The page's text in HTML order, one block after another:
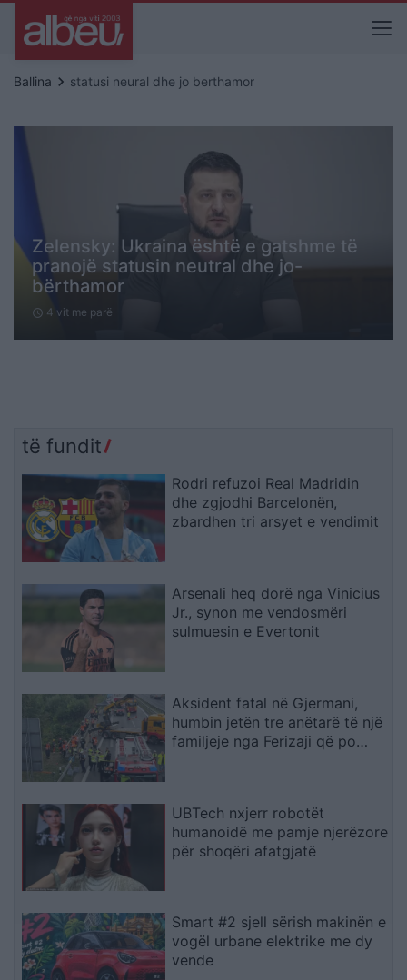
Ballina keyboard_arrow_right statusi neural dhe jo berthamor
Zelensky: Ukraina është e gatshme të
pranojë statusin neutral dhe jo-
bërthamor
schedule 4 vit me parë
të fundit
Rodri refuzoi Real Madridin
dhe zgjodhi Barcelonën,
zbardhen tri arsyet e vendimit
Arsenali heq dorë nga Vinicius
Jr., synon me vendosmëri
sulmuesin e Evertonit
Aksident fatal në Gjermani,
humbin jetën tre anëtarë të një
familjeje nga Ferizaji që po
UBTech nxjerr robotët
humanoidë me pamje njerëzore
për shoqëri afatgjatë
Smart #2 sjell sërish makinën e
vogël urbane elektrike me dy
vende